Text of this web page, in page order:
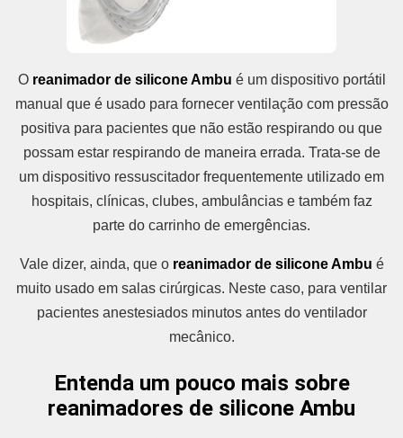
O reanimador de silicone Ambu é um dispositivo portátil
manual que é usado para fornecer ventilação com pressão
positiva para pacientes que não estão respirando ou que
possam estar respirando de maneira errada. Trata-se de
um dispositivo ressuscitador frequentemente utilizado em
hospitais, clínicas, clubes, ambulâncias e também faz
parte do carrinho de emergências.
Vale dizer, ainda, que o reanimador de silicone Ambu é
muito usado em salas cirúrgicas. Neste caso, para ventilar
pacientes anestesiados minutos antes do ventilador
mecânico.
Entenda um pouco mais sobre
reanimadores de silicone Ambu